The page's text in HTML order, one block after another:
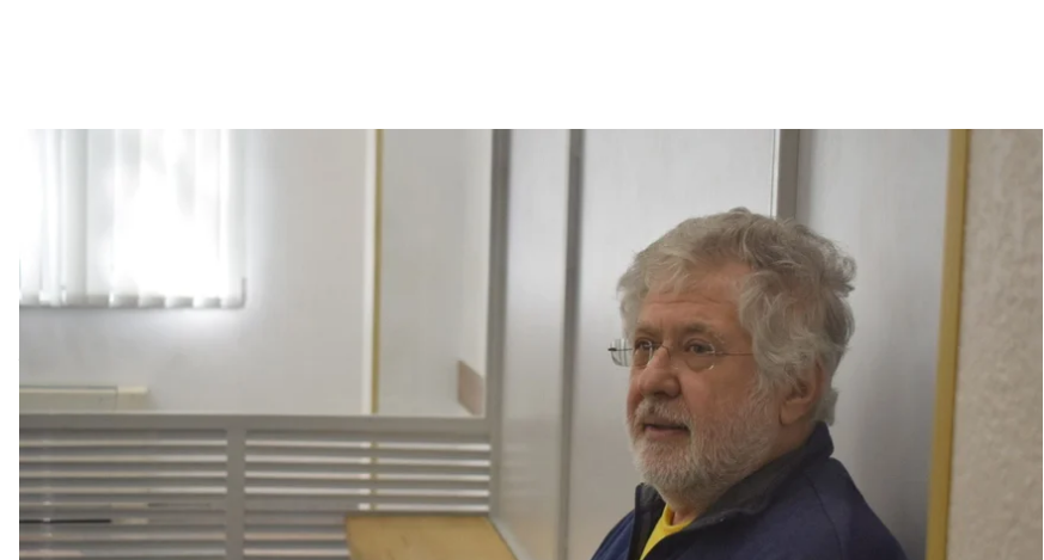
Шевченковский райсуд Киева до декабря продлил содержание под стражей бизнесмена Игоря
Об этом
Еще 2 сентября суд назначил
Коломойскому меру пресечения — два месяца содержания под
стражей с альтернативой в виде залога более чем 509 миллионов гривен. Впоследствии залог
увеличили до 3,8 млрд гривен, поскольку следователи заявили о разоблачении новых данных по
Срок содержания Коломойского в СИЗО истекает 2 ноября, прокурор просил продлить его еще на
два месяца — до 2 декабря включительно.